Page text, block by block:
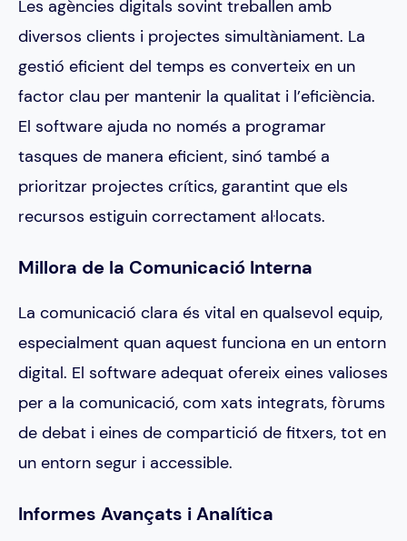
Les agències digitals sovint treballen amb
diversos clients i projectes simultàniament. La
gestió eficient del temps es converteix en un
factor clau per mantenir la qualitat i l’eficiència.
El software ajuda no només a programar
tasques de manera eficient, sinó també a
prioritzar projectes crítics, garantint que els
recursos estiguin correctament al·locats.
Millora de la Comunicació Interna
La comunicació clara és vital en qualsevol equip,
especialment quan aquest funciona en un entorn
digital. El software adequat ofereix eines valioses
per a la comunicació, com xats integrats, fòrums
de debat i eines de compartició de fitxers, tot en
un entorn segur i accessible.
Informes Avançats i Analítica